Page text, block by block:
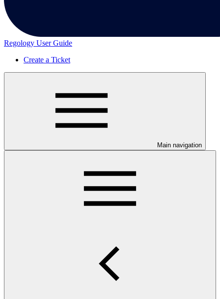
Regology User Guide
Create a Ticket
Main navigation